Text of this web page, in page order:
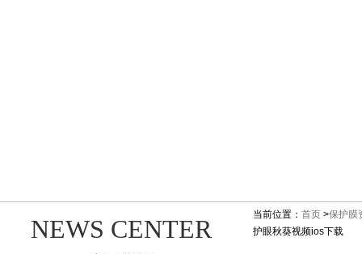
NEWS CENTER 当前位置： 首页 >保护膜
护眼秋葵视频ios下载